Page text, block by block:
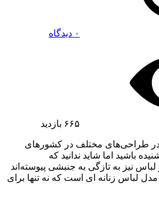
۰ دیدگاه
۶۶۵ بازدید
طراحی‌های مختلف در کشورهای
باشید اما شاید ندانید که
نیز به تازگی به جنبشی پیوسته‌اند
لباس زنانه ای است که نه تنها برای